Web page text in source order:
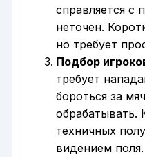
справляется с
неточен.
но требует
Подбор
требует
бороться за
обрабатывать.
техничных
видением поля.